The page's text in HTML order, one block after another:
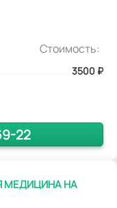
Стоимость:
3500 ₽
22
МЕДИЦИНА НА